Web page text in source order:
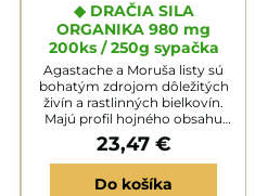
◆ DRAČIA SILA
ORGANIKA 980 mg
200ks / 250g sypačka
Agastache a Moruša listy sú
bohatým zdrojom dôležitých
živín a rastlinných bielkovín.
Majú profil hojného obsahu
funkčných rastlinných živín a
stopových prvkov. Obsahuje
18 aminokyselín a všetkých
esenciálnych aminokyselín,
23,47 €
Do košíka